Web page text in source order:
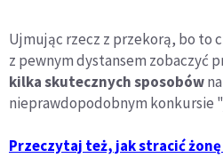
Ujmując rzecz z przekorą, bo to
z pewnym dystansem zobaczyć
kilka skutecznych sposobów
nieprawdopodobnym konkursie
Przeczytaj też, jak stracić żonę